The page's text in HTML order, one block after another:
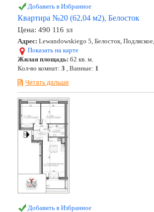
Добавить в Избранное
Квартира №20 (62,04 м2), Белосток
Цена: 490 116 зл
Адрес: Lewandowskiego 5, Белосток,
Показать на карте
Жилая площадь: 62 кв. м.
Кол-во комнат: 3 , Ванные: 1
Читать дальше
Добавить в Избранное